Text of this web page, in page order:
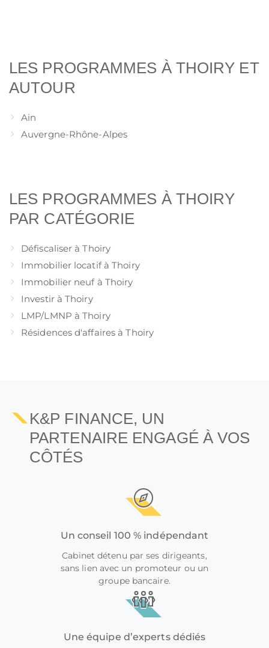
LES PROGRAMMES À THOIRY ET
AUTOUR
Ain
Auvergne-Rhône-Alpes
LES PROGRAMMES À THOIRY
PAR CATÉGORIE
Défiscaliser à Thoiry
Immobilier locatif à Thoiry
Immobilier neuf à Thoiry
Investir à Thoiry
LMP/LMNP à Thoiry
Résidences d'affaires à Thoiry
K&P FINANCE, UN
PARTENAIRE ENGAGÉ À VOS
CÔTÉS
Un conseil 100 % indépendant
Cabinet détenu par ses dirigeants,
sans lien avec un promoteur ou un
groupe bancaire.
Une équipe d’experts dédiés